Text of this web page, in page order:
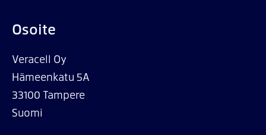
Osoite
Veracell Oy
Hämeenkatu 5A
33100 Tampere
Suomi